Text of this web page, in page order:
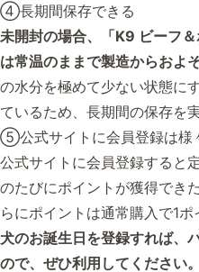
④長期間保存できる
未開封の場合、「K9 ビーフ
は常温のままで製造からおよ
の水分を極めて少ない状態に
ているため、長期間の保存を
⑤公式サイトに会員登録は様
公式サイトに会員登録すると
のたびにポイントが獲得でき
らにポイントは通常購入で1ポ
犬のお誕生日を登録すれば、
ので、ぜひ利用してください。